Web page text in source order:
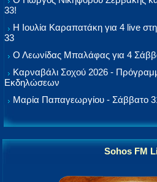
33!
Η Ιουλία Καραπατάκη για 4 live
33
Ο Λεωνίδας Μπαλάφας για 4
Καρναβάλι Σοχού 2026 -
Εκδηλώσεων
Μαρία Παπαγεωργίου - Σάββατο
Sohos FM